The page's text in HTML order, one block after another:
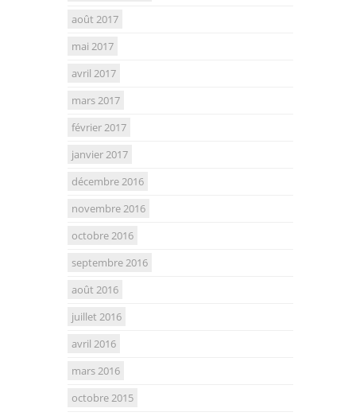
août 2017
mai 2017
avril 2017
mars 2017
février 2017
janvier 2017
décembre 2016
novembre 2016
octobre 2016
septembre 2016
août 2016
juillet 2016
avril 2016
mars 2016
octobre 2015